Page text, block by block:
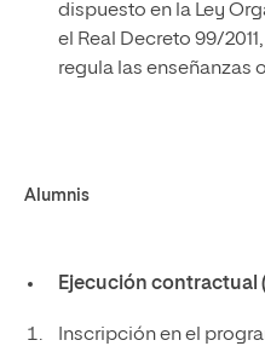
dispuesto en la Ley
el Real Decreto 99/
regula las enseñanzas
Alumnis
Ejecución contractual
Inscripción en el